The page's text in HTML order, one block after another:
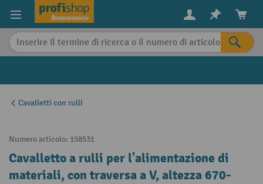
content
Cavalletti con rulli
Numero articolo: 158531
Cavalletto a rulli per l'alimentazione di
materiali, con traversa a V, altezza 670-